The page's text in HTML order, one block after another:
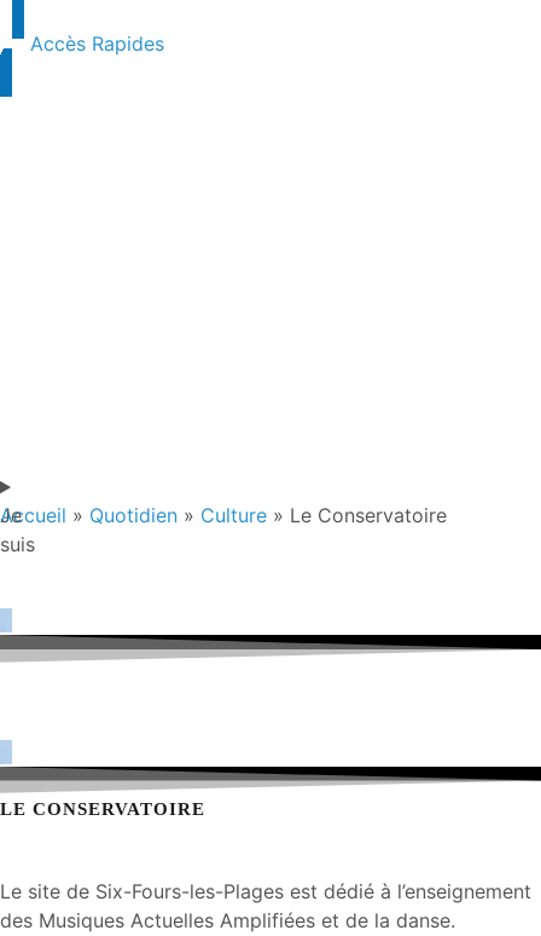
principal
Accès Rapides
Je
suis
Accueil » Quotidien » Culture » Le Conservatoire
LE CONSERVATOIRE
Le site de Six-Fours-les-Plages est dédié à l’enseignement
des Musiques Actuelles Amplifiées et de la danse.